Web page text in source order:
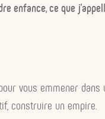
enfance, ce que
vous emmener dans
construire un empire.